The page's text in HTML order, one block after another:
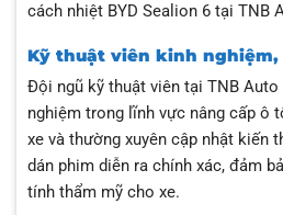
cách nhiệt BYD Sealion 6 tại TNB
Kỹ thuật viên kinh nghiệm,
Đội ngũ kỹ thuật viên tại TNB
nghiệm trong lĩnh vực nâng cấp ô
xe và thường xuyên cập nhật kiến
dán phim diễn ra chính xác, đảm
tính thẩm mỹ cho xe.